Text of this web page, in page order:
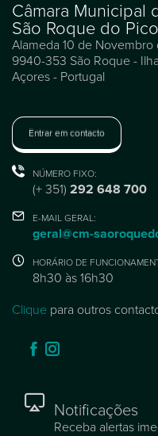
Câmara Municipal
São Roque do Pico
Alameda 10 de Novembro
9940-353 São Roque -
Açores - Portugal
Entrar em contacto
NÚMERO FIXO:
(+ 351) 292 648 700
E-MAIL GERAL:
geral@cm-
HORÁRIO DE
8h30 às 16h30
Clique para outros
Notificações
Receba alertas